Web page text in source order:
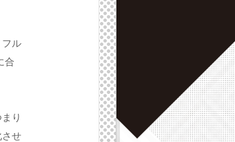
フル
合
り
させ